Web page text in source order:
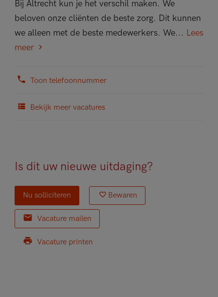
Bij Altrecht kun je het verschil maken. We
beloven onze cliënten de beste zorg. Dit kunnen
we alleen met de beste medewerkers. We... Lees
meer
Toon telefoonnummer
Bekijk meer vacatures
Is dit uw nieuwe uitdaging?
Nu solliciteren Bewaren
Vacature mailen
Vacature printen